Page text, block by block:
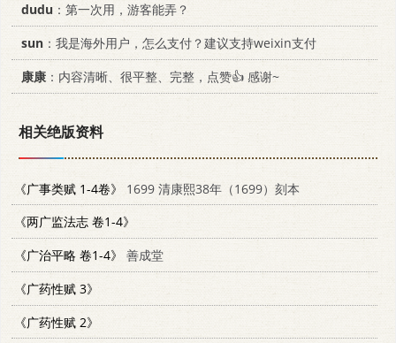
dudu ：第一次用，游客能弄？
sun ：我是海外用户，怎么支付？建议支持weixin支付
康康 ：内容清晰、很平整、完整，点赞👍 感谢~
相关绝版资料
《广事类赋 1-4卷》
1699 清康熙38年（1699）刻本
《两广监法志 卷1-4》
《广治平略 卷1-4》
善成堂
《广药性赋 3》
《广药性赋 2》